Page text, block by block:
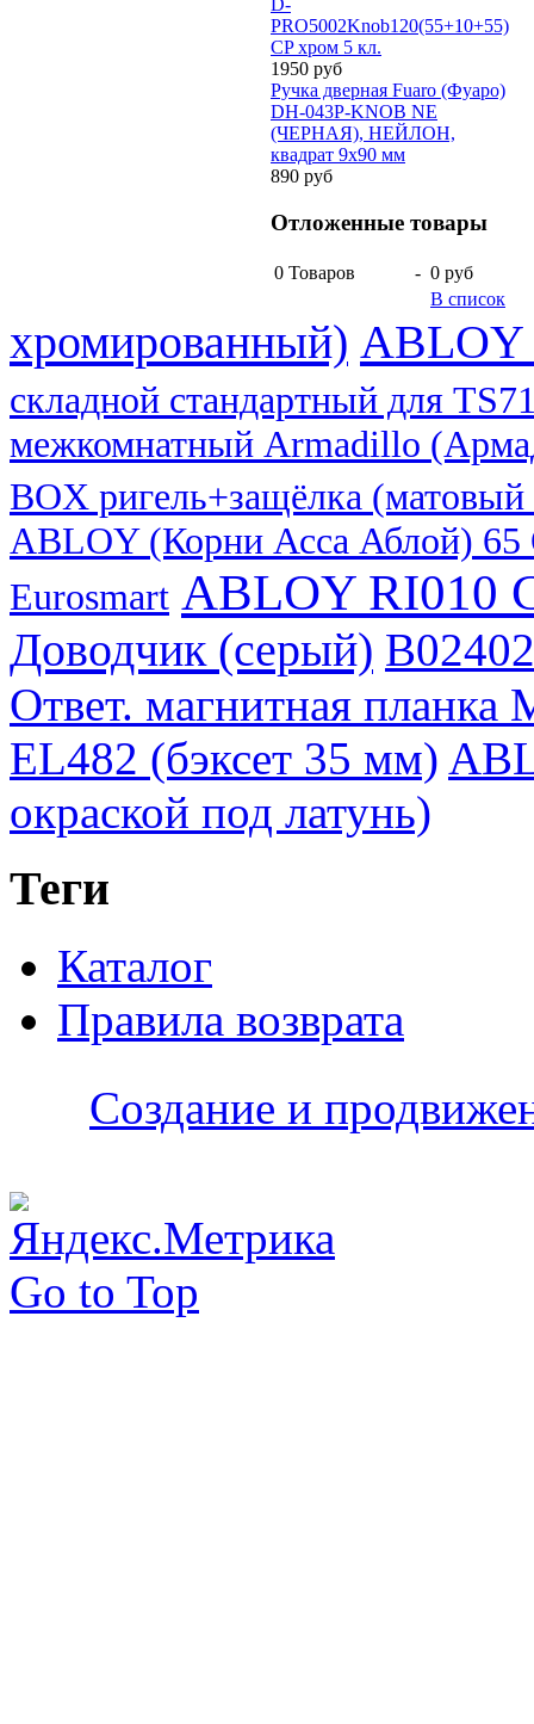
D-
PRO5002Knob120(55+10+55)
CP хром 5 кл.
1950 руб
Ручка дверная Fuaro (Фуаро)
DH-043P-KNOB NE
(ЧЕРНАЯ), НЕЙЛОН,
квадрат 9x90 мм
890 руб
Отложенные товары
0 Товаров - 0 руб
В список
хромированный) ABLOY
складной стандартный для
межкомнатный Armadillo
BOX ригель+защёлка (матовый
ABLOY (Корни Асса Аблой) 65
Eurosmart ABLOY RI010
Доводчик (серый)
Ответ. магнитная
EL482 (бэксет 35 мм)
окраской под латунь)
Теги
Каталог
Правила возврата
Создание и
Go to Top